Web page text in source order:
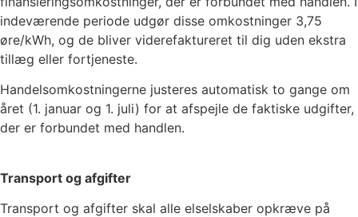
indeværende periode udgør disse omkostninger 3,75
øre/kWh, og de bliver viderefaktureret til dig uden ekstra
tillæg eller fortjeneste.
Handelsomkostningerne justeres automatisk to gange om
året (1. januar og 1. juli) for at afspejle de faktiske udgifter,
der er forbundet med handlen.
Transport og afgifter
Transport og afgifter skal alle elselskaber opkræve på